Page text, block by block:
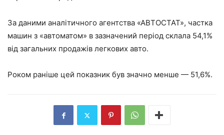
За даними аналітичного агентства «АВТОСТАТ», частка
машин з «автоматом» в зазначений період склала 54,1%
від загальних продажів легкових авто.
Роком раніше цей показник був значно менше — 51,6%.